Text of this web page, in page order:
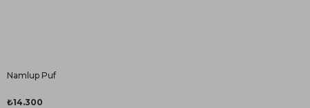
Namlup Puf
₺14.300